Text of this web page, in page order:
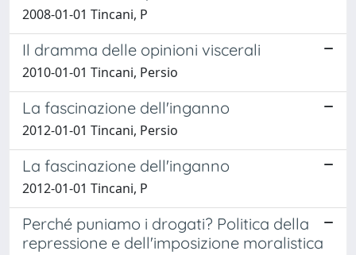
2008-01-01 Tincani, P
Il dramma delle opinioni viscerali
2010-01-01 Tincani, Persio
La fascinazione dell'inganno
2012-01-01 Tincani, Persio
La fascinazione dell'inganno
2012-01-01 Tincani, P
Perché puniamo i drogati? Politica della
repressione e dell'imposizione moralistica